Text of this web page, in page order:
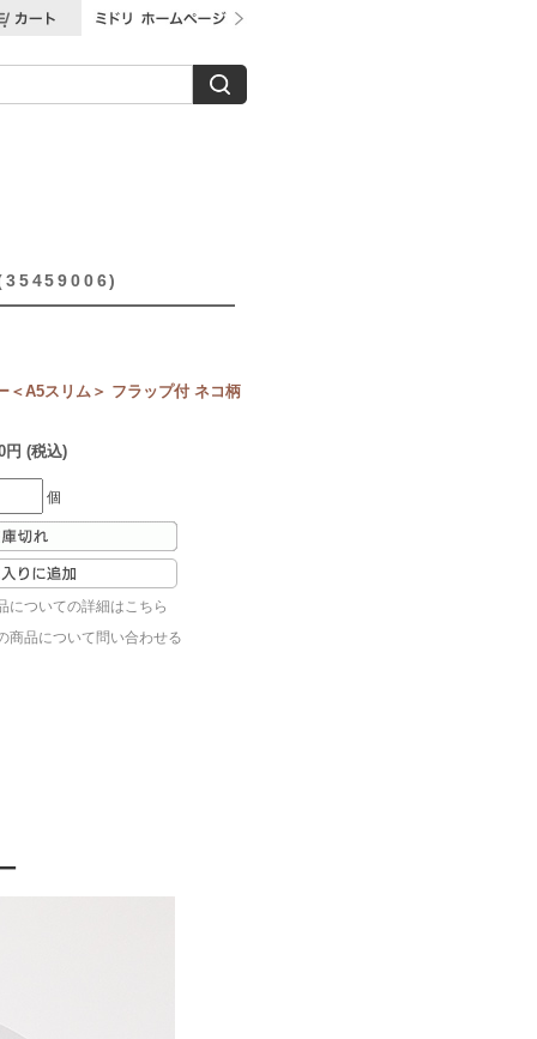
(35459006)
＜A5スリム＞ フラップ付 ネコ柄
円 (税込)
個
についての詳細はこちら
商品について問い合わせる